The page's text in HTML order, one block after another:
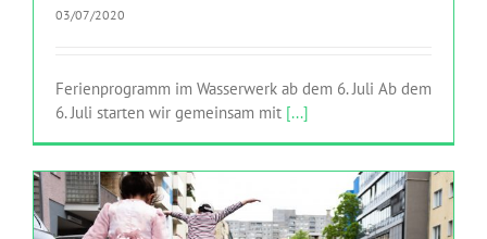
03/07/2020
Ferienprogramm im Wasserwerk ab dem 6. Juli Ab dem
6. Juli starten wir gemeinsam mit [...]